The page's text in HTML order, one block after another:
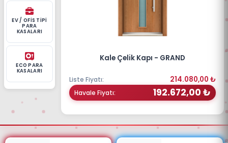
EV / OFIS TIPI
PARA
KASALARI
ECO PARA
KASALARI
Kale Çelik Kapı - GRAND
Liste Fiyatı: 214.080,00 ₺
Havale Fiyatı: 192.672,00 ₺